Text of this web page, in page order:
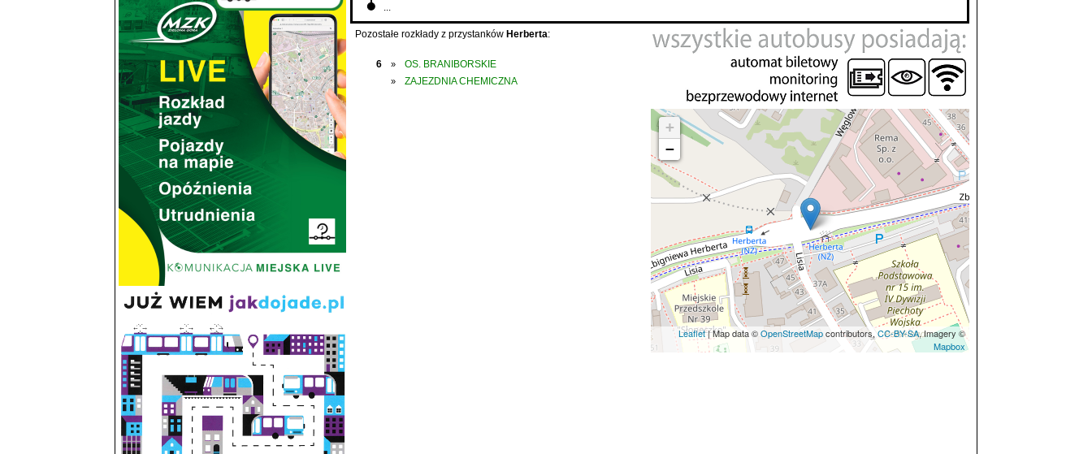
Pozostałe rozkłady z przystanków Herberta:
6 » OS. BRANIBORSKIE
» ZAJEZDNIA CHEMICZNA
+
−
Leaflet| Map data ©OpenStreetMapcontributors, CC-BY-SA, Imagery ©
Mapbox